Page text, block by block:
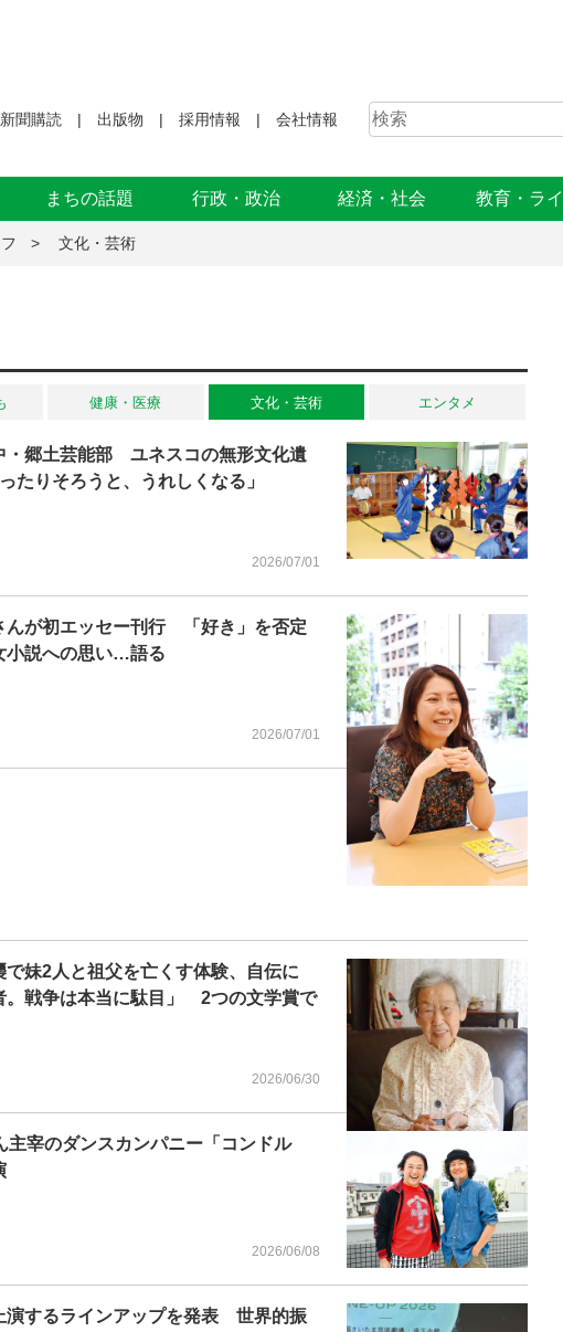
新聞購読 出版物 採用情報 会社情報
まちの話題 行政・政治 経済・社会 教育・ラ
文化・芸術
健康・医療 文化・芸術 エンタメ
郷土芸能部 ユネスコの無形文化遺
りそろうと、うれしくなる」
2026/07/01
んが初エッセー刊行 「好き」を否定
説への思い…語る
2026/07/01
妹2人と祖父を亡くす体験、自伝に
。戦争は本当に駄目」 2つの文学賞で
2026/06/30
宰のダンスカンパニー「コンドル
2026/06/08
演するラインアップを発表 世界的振